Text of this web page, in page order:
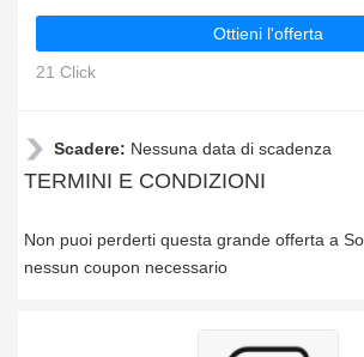
Ottieni l'offerta
21 Click
Scadere: Nessuna data di scadenza
TERMINI E CONDIZIONI
Non puoi perderti questa grande offerta a
nessun coupon necessario